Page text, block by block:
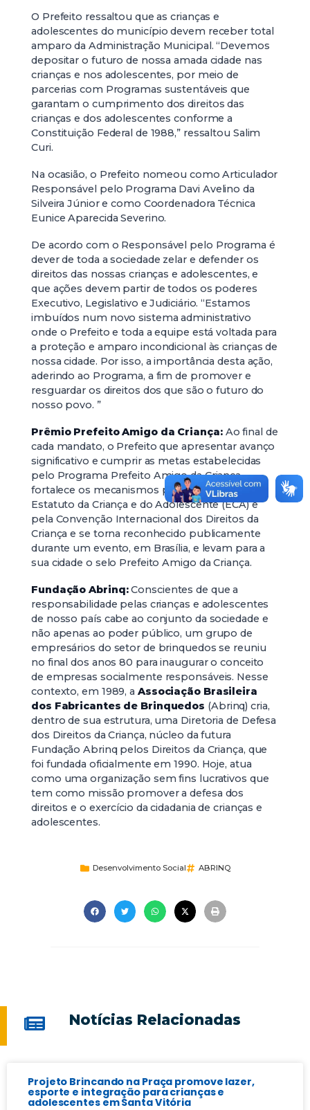
O Prefeito ressaltou que as crianças e
adolescentes do município devem receber total
amparo da Administração Municipal. “Devemos
depositar o futuro de nossa amada cidade nas
crianças e nos adolescentes, por meio de
parcerias com Programas sustentáveis que
garantam o cumprimento dos direitos das
crianças e dos adolescentes conforme a
Constituição Federal de 1988,” ressaltou Salim
Curi.
Na ocasião, o Prefeito nomeou como Articulador
Responsável pelo Programa Davi Avelino da
Silveira Júnior e como Coordenadora Técnica
Eunice Aparecida Severino.
De acordo com o Responsável pelo Programa é
dever de toda a sociedade zelar e defender os
direitos das nossas crianças e adolescentes, e
que ações devem partir de todos os poderes
Executivo, Legislativo e Judiciário. “Estamos
imbuídos num novo sistema administrativo
onde o Prefeito e toda a equipe está voltada para
a proteção e amparo incondicional às crianças de
nossa cidade. Por isso, a importância desta ação,
aderindo ao Programa, a fim de promover e
resguardar os direitos dos que são o futuro do
nosso povo. ”
Prêmio Prefeito Amigo da Criança:Ao final de
cada mandato, o Prefeito que apresentar avanço
significativo e cumprir as metas estabelecidas
pelo Programa Prefeito Amigo da Criança,
fortalece os mecanismos preconizados pelo
Estatuto da Criança e do Adolescente (ECA) e
pela Convenção Internacional dos Direitos da
Criança e se torna reconhecido publicamente
durante um evento, em Brasília, e levam para a
sua cidade o selo Prefeito Amigo da Criança.
Fundação Abrinq:Conscientes de que a
responsabilidade pelas crianças e adolescentes
de nosso país cabe ao conjunto da sociedade e
não apenas ao poder público, um grupo de
empresários do setor de brinquedos se reuniu
no final dos anos 80 para inaugurar o conceito
de empresas socialmente responsáveis. Nesse
contexto, em 1989, a Associação Brasileira
dos Fabricantes de Brinquedos (Abrinq) cria,
dentro de sua estrutura, uma Diretoria de Defesa
dos Direitos da Criança, núcleo da futura
Fundação Abrinq pelos Direitos da Criança, que
foi fundada oficialmente em 1990. Hoje, atua
como uma organização sem fins lucrativos que
tem como missão promover a defesa dos
direitos e o exercício da cidadania de crianças e
adolescentes.
Desenvolvimento Social ABRINQ
Notícias Relacionadas
Projeto Brincando na Praça promove lazer,
esporte e integração para crianças e
adolescentes em Santa Vitória